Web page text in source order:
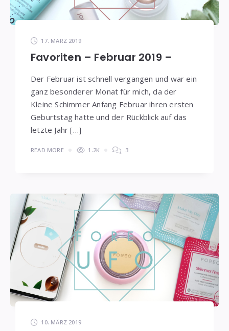
17. MÄRZ 2019
Favoriten – Februar 2019 –
Der Februar ist schnell vergangen und war ein
ganz besonderer Monat für mich, da der
Kleine Schimmer Anfang Februar ihren ersten
Geburtstag hatte und der Rückblick auf das
letzte Jahr […]
READ MORE 1.2K 3
10. MÄRZ 2019